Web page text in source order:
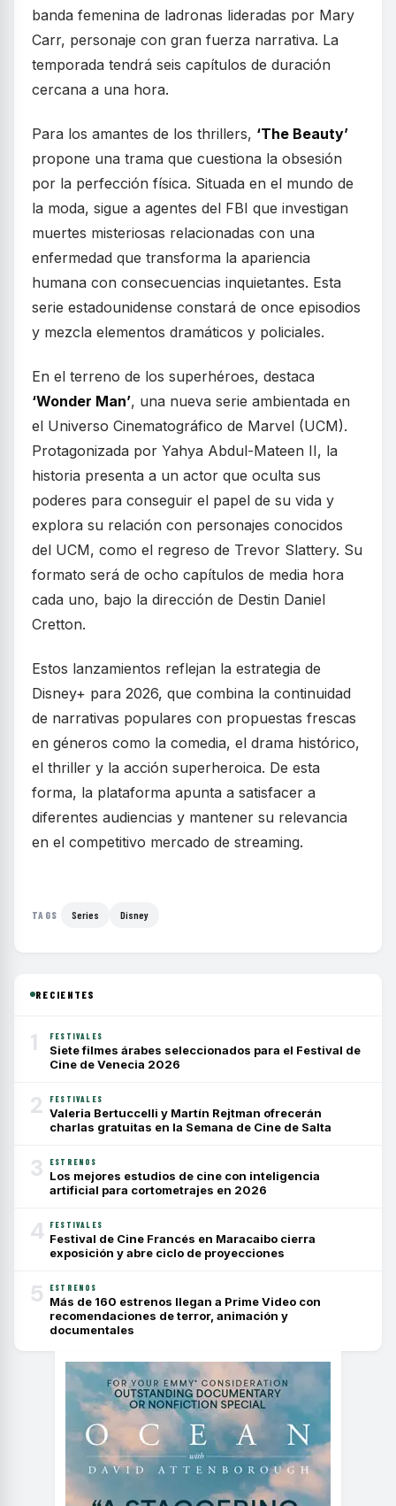
banda femenina de ladronas lideradas por Mary
Carr, personaje con gran fuerza narrativa. La
temporada tendrá seis capítulos de duración
cercana a una hora.
Para los amantes de los thrillers, ‘The Beauty’
propone una trama que cuestiona la obsesión
por la perfección física. Situada en el mundo de
la moda, sigue a agentes del FBI que investigan
muertes misteriosas relacionadas con una
enfermedad que transforma la apariencia
humana con consecuencias inquietantes. Esta
serie estadounidense constará de once episodios
y mezcla elementos dramáticos y policiales.
En el terreno de los superhéroes, destaca
‘Wonder Man’, una nueva serie ambientada en
el Universo Cinematográfico de Marvel (UCM).
Protagonizada por Yahya Abdul-Mateen II, la
historia presenta a un actor que oculta sus
poderes para conseguir el papel de su vida y
explora su relación con personajes conocidos
del UCM, como el regreso de Trevor Slattery. Su
formato será de ocho capítulos de media hora
cada uno, bajo la dirección de Destin Daniel
Cretton.
Estos lanzamientos reflejan la estrategia de
Disney+ para 2026, que combina la continuidad
de narrativas populares con propuestas frescas
en géneros como la comedia, el drama histórico,
el thriller y la acción superheroica. De esta
forma, la plataforma apunta a satisfacer a
diferentes audiencias y mantener su relevancia
en el competitivo mercado de streaming.
TAGS Series Disney
RECIENTES
1 FESTIVALES
Siete filmes árabes seleccionados para el Festival de
Cine de Venecia 2026
2 FESTIVALES
Valeria Bertuccelli y Martín Rejtman ofrecerán
charlas gratuitas en la Semana de Cine de Salta
3 ESTRENOS
Los mejores estudios de cine con inteligencia
artificial para cortometrajes en 2026
4 FESTIVALES
Festival de Cine Francés en Maracaibo cierra
exposición y abre ciclo de proyecciones
5 ESTRENOS
Más de 160 estrenos llegan a Prime Video con
recomendaciones de terror, animación y
documentales